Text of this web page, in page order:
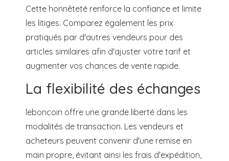
Cette honnêteté renforce la confiance et limite
les litiges. Comparez également les prix
pratiqués par d'autres vendeurs pour des
articles similaires afin d'ajuster votre tarif et
augmenter vos chances de vente rapide.
La flexibilité des échanges
leboncoin offre une grande liberté dans les
modalités de transaction. Les vendeurs et
acheteurs peuvent convenir d'une remise en
main propre, évitant ainsi les frais d'expédition,